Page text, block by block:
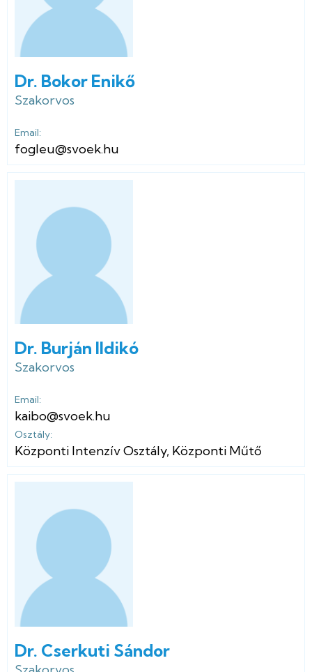
Dr. Bokor Enikő
Szakorvos
Email:
fogleu@svoek.hu
Dr. Burján Ildikó
Szakorvos
Email:
kaibo@svoek.hu
Osztály:
Központi Intenzív Osztály, Központi Műtő
Dr. Cserkuti Sándor